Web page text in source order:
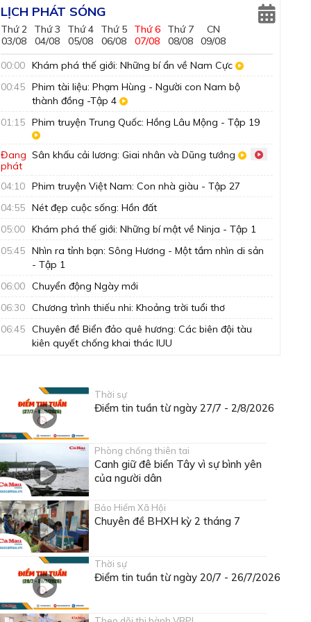
LỊCH PHÁT SÓNG
Thứ 2
03/08
Thứ 3
04/08
Thứ 4
05/08
Thứ 5
06/08
Thứ 6
07/08
Thứ 7
08/08
CN
09/08
00:00 Khám phá thế giới: Những bí ẩn về Nam Cực
00:45 Phim tài liệu: Phạm Hùng - Người con Nam bộ
thành đồng -Tập 4
01:15 Phim truyện Trung Quốc: Hồng Lâu Mộng - Tập 19
Đang
phát
Sân khấu cải lương: Giai nhân và Dũng tướng
04:10 Phim truyện Việt Nam: Con nhà giàu - Tập 27
04:55 Nét đẹp cuộc sống: Hồn đất
05:00 Khám phá thế giới: Những bí mật về Ninja - Tập 1
05:45 Nhìn ra tỉnh bạn: Sông Hương - Một tầm nhìn di sản
- Tập 1
06:00 Chuyển động Ngày mới
06:30 Chương trình thiếu nhi: Khoảng trời tuổi thơ
06:45 Chuyên đề Biển đảo quê hương: Các biên đội tàu
kiên quyết chống khai thác IUU
Nẻo về nguồn cội: Đồng Tràm và Hương Quế
07:30 Phim tài liệu: Một năm sắp xếp lại giang sơn - Tinh
gọn, gần dân, hiệu quả
08:00 Chương trình Khmer
08:30 Tài tử cải lương
09:00 Phim truyện Việt Nam: Má ơi tỉnh mộng - Tập 34
09:45 Ký sự: Ngọt lành hàu sữa
10:00 Chuyên đề Lao động và Công đoàn: Công đoàn Cà
Mau phát huy vai trò chăm lo đồng hành cùng
đoàn viên, người lao động
10:15 Ca nhạc: Lòng mẹ
10:45
Sắc màu các dân tộc: Về đất Chín Rồng
Thời sự
Điểm tin tuần từ ngày 27/7 - 2/8/2026
Phòng chống thiên tai
Canh giữ đê biển Tây vì sự bình yên
của người dân
Bảo Hiểm Xã Hội
Chuyên đề BHXH kỳ 2 tháng 7
Thời sự
Điểm tin tuần từ ngày 20/7 - 26/7/2026